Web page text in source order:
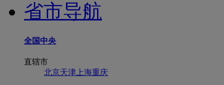
省市导航
全国中央
直辖市
北京天津 上海重庆